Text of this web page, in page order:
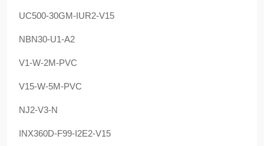
UC500-30GM-IUR2-V15
NBN30-U1-A2
V1-W-2M-PVC
V15-W-5M-PVC
NJ2-V3-N
INX360D-F99-I2E2-V15